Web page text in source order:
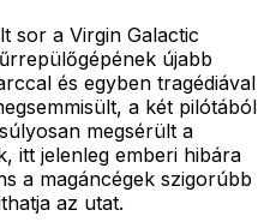
sor a Virgin Galactic
újabb
és egyben tragédiával
a két pilótából
megsérült a
itt jelenleg emberi hibára
a magáncégek szigorúbb
az utat.